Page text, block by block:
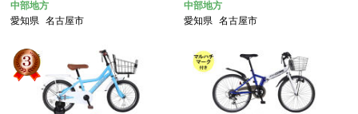
中部地方
愛知県
名古屋市
中部地方
愛知県 名古屋市